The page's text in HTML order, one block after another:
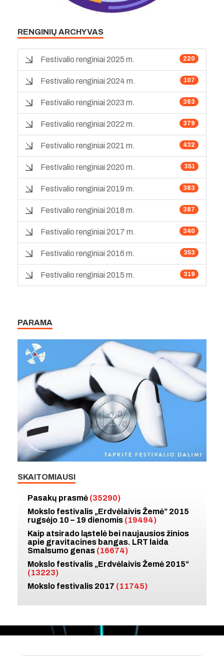
RENGINIŲ ARCHYVAS
220
Festivalio renginiai 2025 m.
107
Festivalio renginiai 2024 m.
363
Festivalio renginiai 2023 m.
379
Festivalio renginiai 2022 m.
432
Festivalio renginiai 2021 m.
351
Festivalio renginiai 2020 m.
383
Festivalio renginiai 2019 m.
387
Festivalio renginiai 2018 m.
340
Festivalio renginiai 2017 m.
353
Festivalio renginiai 2016 m.
319
Festivalio renginiai 2015 m.
PARAMA
SKAITOMIAUSI
Pasakų prasmė (35290)
Mokslo festivalis „Erdvėlaivis Žemė” 2015
rugsėjo 10 – 19 dienomis (19494)
Kaip atsirado ląstelė bei naujausios žinios
apie gravitacines bangas. LRT laida
Smalsumo genas (16674)
Mokslo festivalis „Erdvėlaivis Žemė 2015“
(13223)
Mokslo festivalis 2017 (11745)